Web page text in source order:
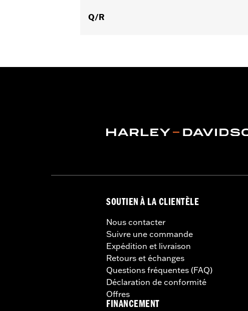
Dans la boîte:
Q/R
SOUTIEN À LA CLIENTÈLE
Nous contacter
Suivre une commande
Expédition et livraison
Retours et échanges
Questions fréquentes (FAQ)
Déclaration de conformité
Offres
FINANCEMENT